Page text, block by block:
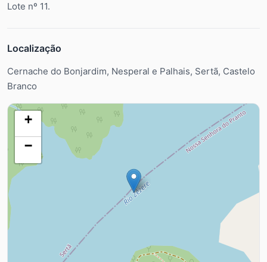
Lote nº 11.
Localização
Cernache do Bonjardim, Nesperal e Palhais, Sertã, Castelo
Branco
+
−